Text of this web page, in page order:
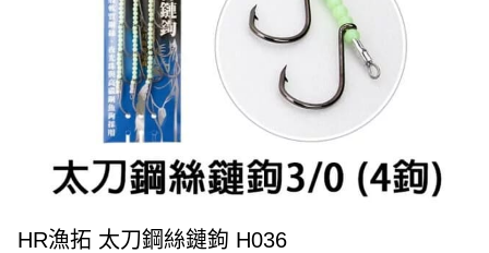
HR漁拓 太刀鋼絲鏈鉤 H036